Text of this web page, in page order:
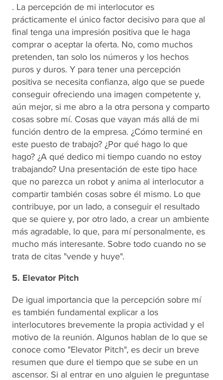
. La percepción de mi interlocutor es
prácticamente el único factor decisivo para que al
final tenga una impresión positiva que le haga
comprar o aceptar la oferta. No, como muchos
pretenden, tan solo los números y los hechos
puros y duros. Y para tener una percepción
positiva se necesita confianza, algo que se puede
conseguir ofreciendo una imagen competente y,
aún mejor, si me abro a la otra persona y comparto
cosas sobre mí. Cosas que vayan más allá de mi
función dentro de la empresa. ¿Cómo terminé en
este puesto de trabajo? ¿Por qué hago lo que
hago? ¿A qué dedico mi tiempo cuando no estoy
trabajando? Una presentación de este tipo hace
que no parezca un robot y anima al interlocutor a
compartir también cosas sobre él mismo. Lo que
contribuye, por un lado, a conseguir el resultado
que se quiere y, por otro lado, a crear un ambiente
más agradable, lo que, para mí personalmente, es
mucho más interesante. Sobre todo cuando no se
trata de citas "vende y huye".
5. Elevator Pitch
De igual importancia que la percepción sobre mí
es también fundamental explicar a los
interlocutores brevemente la propia actividad y el
motivo de la reunión. Algunos hablan de lo que se
conoce como "Elevator Pitch", es decir un breve
resumen que dure el tiempo que se sube en un
ascensor. Si al entrar en uno alguien le preguntase